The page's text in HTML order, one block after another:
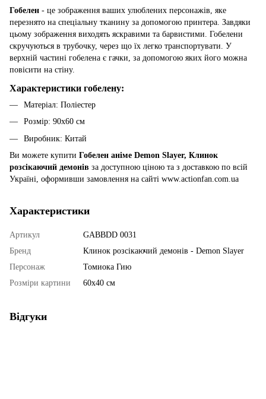
Гобелен - це зображення ваших улюблених персонажів, яке
перезнято на спеціальну тканину за допомогою принтера. Завдяки
цьому зображення виходять яскравими та барвистими. Гобелени
скручуються в трубочку, через що їх легко транспортувати. У
верхній частині гобелена є гачки, за допомогою яких його можна
повісити на стіну.
Характеристики гобелену:
Матеріал: Поліестер
Розмір: 90х60 см
Виробник: Китай
Ви можете купити Гобелен аніме Demon Slayer, Клинок
розсікаючий демонів за доступною ціною та з доставкою по всій
Україні, оформивши замовлення на сайті www.actionfan.com.ua
Характеристики
Артикул
GABBDD 0031
Бренд
Клинок розсікаючий демонів - Demon Slayer
Персонаж
Томиока Гию
Розміри картини
60х40 см
Відгуки